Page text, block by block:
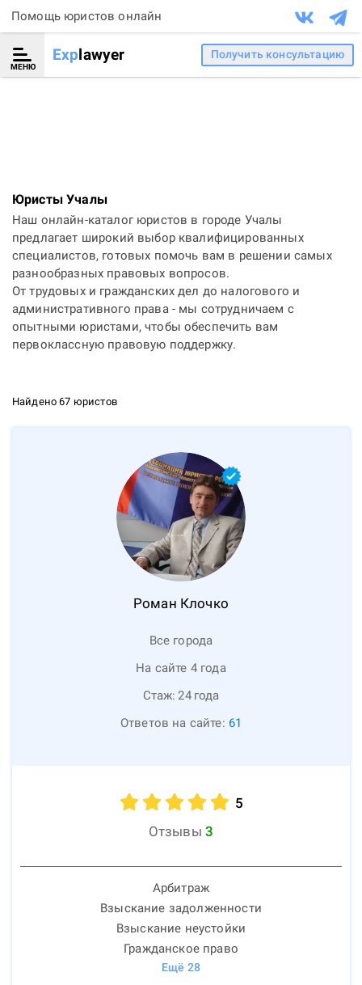
Помощь юристов онлайн
МЕНЮ
Explawyer Получить консультацию
Юристы Учалы
Наш онлайн-каталог юристов в городе Учалы
предлагает широкий выбор квалифицированных
специалистов, готовых помочь вам в решении самых
разнообразных правовых вопросов.
От трудовых и гражданских дел до налогового и
административного права - мы сотрудничаем с
опытными юристами, чтобы обеспечить вам
первоклассную правовую поддержку.
Найдено 67 юристов
Роман Клочко
Все города
На сайте 4 года
Стаж: 24 года
Ответов на сайте: 61
5
Отзывы 3
Арбитраж
Взыскание задолженности
Взыскание неустойки
Гражданское право
Ещё 28